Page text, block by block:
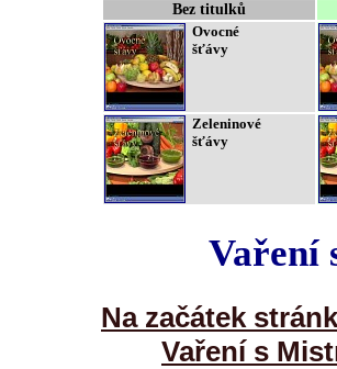
Bez titulků
Ovocné
šťávy
Zeleninové
šťávy
Vaření
Na začátek
Vaření s